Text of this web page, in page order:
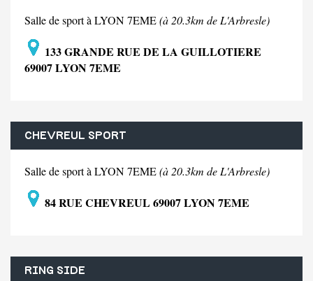
Salle de sport à LYON 7EME(à 20.3km de L'Arbresle)
133 GRANDE RUE DE LA GUILLOTIERE
69007 LYON 7EME
CHEVREUL SPORT
Salle de sport à LYON 7EME(à 20.3km de L'Arbresle)
84 RUE CHEVREUL 69007 LYON 7EME
RING SIDE